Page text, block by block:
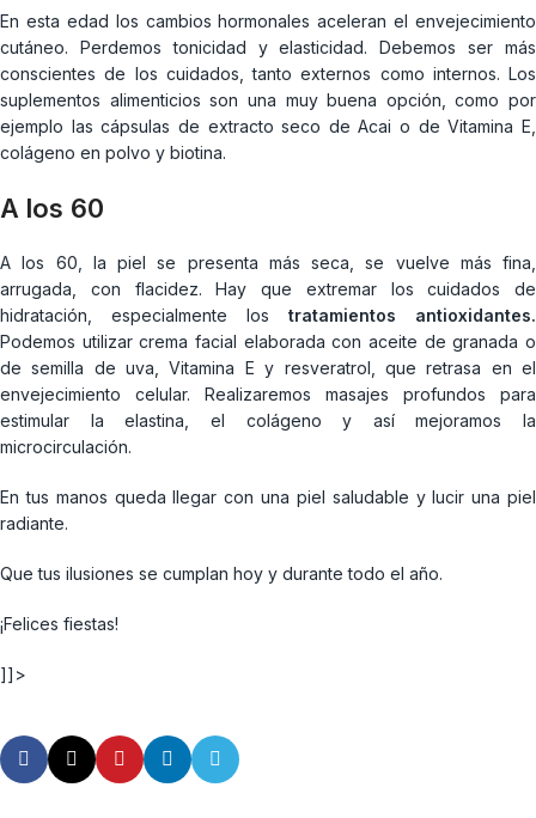
En esta edad los cambios hormonales aceleran el envejecimiento
cutáneo. Perdemos tonicidad y elasticidad. Debemos ser más
conscientes de los cuidados, tanto externos como internos. Los
suplementos alimenticios son una muy buena opción, como por
ejemplo las cápsulas de extracto seco de Acai o de Vitamina E,
colágeno en polvo y biotina.
A los 60
A los 60, la piel se presenta más seca, se vuelve más fina,
arrugada, con flacidez. Hay que extremar los cuidados de
hidratación, especialmente los tratamientos antioxidantes.
Podemos utilizar crema facial elaborada con aceite de granada o
de semilla de uva, Vitamina E y resveratrol, que retrasa en el
envejecimiento celular. Realizaremos masajes profundos para
estimular la elastina, el colágeno y así mejoramos la
microcirculación.
En tus manos queda llegar con una piel saludable y lucir una piel
radiante.
Que tus ilusiones se cumplan hoy y durante todo el año.
¡Felices fiestas!
]]>